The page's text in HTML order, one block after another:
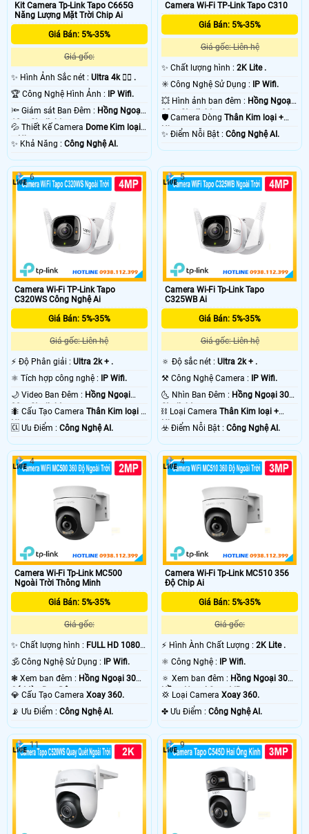
Kit Camera Tp-Link Tapo C665G
Năng Lượng Mặt Trời Chip Ai
Giá Bán: 5%-35%
Giá gốc:
✨ Hình Ảnh Sắc nét : Ultra 4k 👍🏾 .
🏆 Công Nghệ Hình Ảnh :
IP Wifi.
🔦 Giám sát Ban Đêm : Hồng Ngoại
10m Starlight.
💦 Thiết Kế Camera Dome Kim loại
+ Nhựa.
️✨ Khả Năng : Công Nghệ AI.
Camera Wi-Fi TP-Link Tapo C310
Giá Bán: 5%-35%
Giá gốc: Liên hệ
✨ Chất lượng hình :2K Lite .
✳️ Công Nghệ Sử Dụng :
IP Wifi.
💥 Hình ảnh ban đêm : Hồng Ngoại
30m Starlight.
🛡 Camera DòngThân Kim loại +
Nhựa.
️✨ Điểm Nỗi Bật :Công Nghệ AI.
Camera Wi-Fi TP-Link Tapo
C320WS Công Nghệ Ai
Giá Bán: 5%-35%
Giá gốc: Liên hệ
️⚡ Độ Phân giải : Ultra 2k + .
⚛️ Tích hợp công nghệ : IP Wifi.
🌙 Video Ban Đêm : Hồng Ngoại
30m Starlight.
🐜 Cấu Tạo Camera Thân Kim loại +
Nhựa.
️🆑 Ưu Điểm : Công Nghệ AI.
6
Camera Wi-Fi Tp-Link Tapo
C325WB Ai
Giá Bán: 5%-35%
Giá gốc: Liên hệ
🔅 Độ sắc nét :Ultra 2k + .
⚒ Công Nghệ Camera : IP Wifi.
🌜 Nhìn Ban Đêm : Hồng Ngoại 30m
Starlight.
⛓ Loại CameraThân Kim loại +
Nhựa.
️☣️ Điểm Nỗi Bật :Công Nghệ AI.
5
Camera Wi-Fi Tp-Link MC500
Ngoài Trời Thông Minh
Giá Bán: 5%-35%
Giá gốc:
✨ Chất lượng hình : FULL HD 1080P
🕉️ Công Nghệ Sử Dụng :
IP Wifi.
❃ Xem ban đêm : Hồng Ngoại 30m
Có Màu Ban Ðêm.
💎 Cấu Tạo Camera Xoay 360.
️📡 Ưu Điểm : Công Nghệ AI.
4
Camera Wi-Fi Tp-Link MC510 356
Độ Chip Ai
Giá Bán: 5%-35%
Giá gốc:
️⚡ Hình Ành Chất Lượng :2K Lite .
⚛️ Công Nghệ :
IP Wifi.
🔅 Xem ban đêm : Hồng Ngoại 30m
Hồng Ngoại Smart IR.
💢 Loại CameraXoay 360.
️✤ Ưu Điểm :Công Nghệ AI.
4
11 9